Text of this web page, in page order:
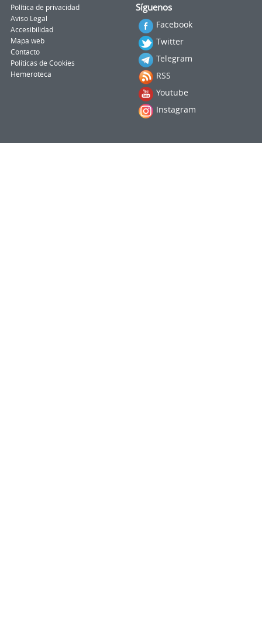
Síguenos
Facebook
Twitter
Telegram
RSS
Youtube
Instagram
Política de privacidad
Aviso Legal
Accesibilidad
Mapa web
Contacto
Politicas de Cookies
Hemeroteca